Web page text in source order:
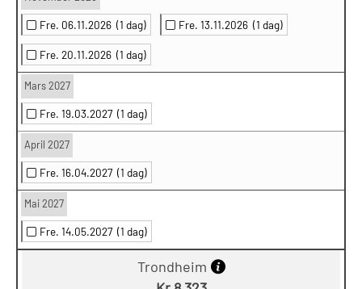
Fre. 06.11.2026 (1 dag) Fre. 13.11.2026 (1 dag)
Fre. 20.11.2026 (1 dag)
Mars 2027
Fre. 19.03.2027 (1 dag)
April 2027
Fre. 16.04.2027 (1 dag)
Mai 2027
Fre. 14.05.2027 (1 dag)
Trondheim